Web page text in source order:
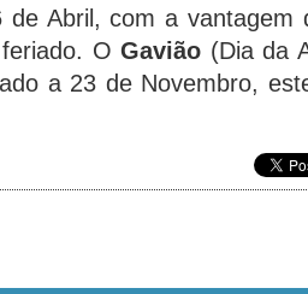
Abril, com a vantagem
feriado. OGavião (Dia da
a 23 de Novembro,